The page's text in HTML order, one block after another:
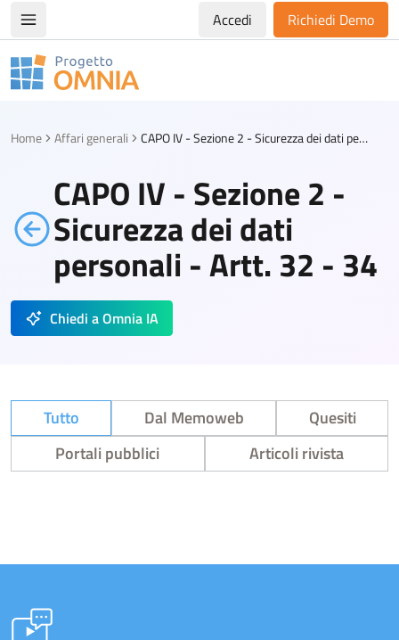
Apri/chiudi menù di navigazioneAccedi Richiedi Demo
Progetto Omnia
Home Affari generali CAPO IV - Sezione 2 - Sicurezza dei dati personali - Artt. 32 - 34
CAPO IV - Sezione 2 -
Sicurezza dei dati
personali - Artt. 32 - 34
Chiedi a Omnia IA
Tutto Dal Memoweb
Quesiti
Portali pubblici
Articoli rivista